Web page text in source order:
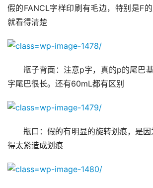
假的FANCL字样印刷有毛边，特别是F
就看得清楚
瓶子背面：注意p字，真的p的尾巴
字尾巴很长。还有60mL都有区别
瓶口：假的有明显的旋转划痕，是
得太紧造成划痕